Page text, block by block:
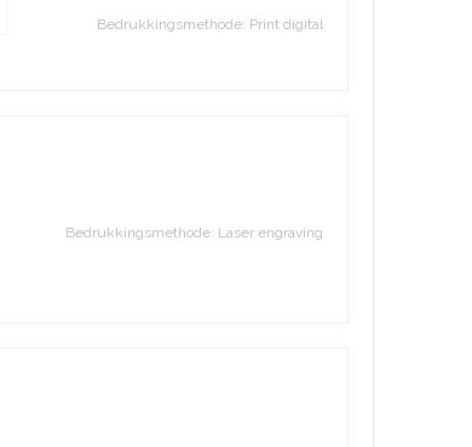
Bedrukkingsmethode: Print digital
Bedrukkingsmethode: Laser engraving